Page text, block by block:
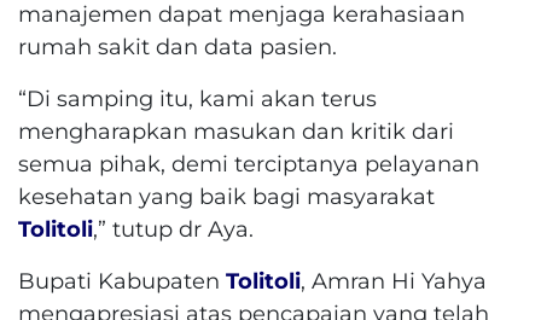
manajemen dapat menjaga kerahasiaan
rumah sakit dan data pasien.
“Di samping itu, kami akan terus
mengharapkan masukan dan kritik dari
semua pihak, demi terciptanya pelayanan
kesehatan yang baik bagi masyarakat
Tolitoli,” tutup dr Aya.
Bupati Kabupaten Tolitoli, Amran Hi Yahya
mengapresiasi atas pencapaian yang telah